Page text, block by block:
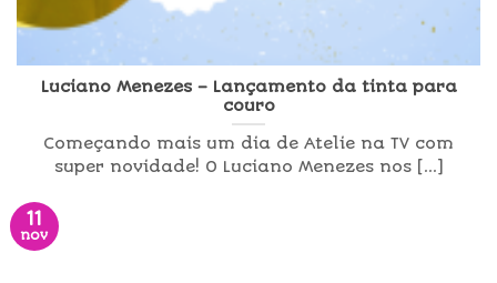
Luciano Menezes – Lançamento da tinta para
couro
Começando mais um dia de Atelie na TV com
super novidade! O Luciano Menezes nos [...]
11
nov